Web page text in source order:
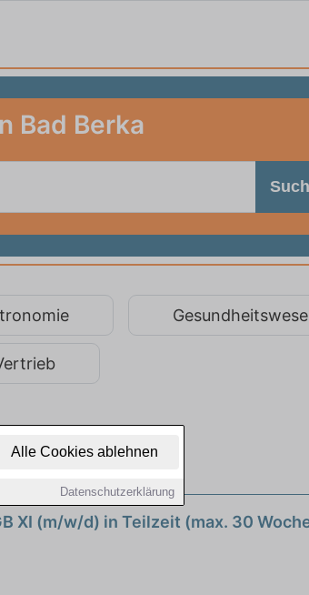
Alle Cookies ablehnen
Datenschutzerklärung
Bad Berka
XI (m/w/d) in Teilzeit (max. 30